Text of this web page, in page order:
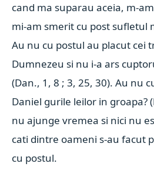
cand ma suparau aceia, m-
mi-am smerit cu post sufletul
Au nu cu postul au placut cei
Dumnezeu si nu i-a ars
(Dan., 1, 8 ; 3, 25, 30). Au nu
Daniel gurile leilor in groapa?
nu ajunge vremea si nici nu
cati dintre oameni s-au facut
cu postul.